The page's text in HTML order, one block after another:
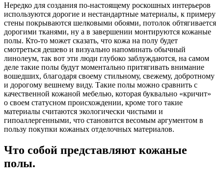
Нередко для создания по-настоящему роскошных интерьеров
используются дорогие и нестандартные материалы, к примеру
стены покрываются шелковыми обоями, потолок обтягивается
дорогими тканями, ну а в завершении монтируются кожаные
полы. Кто-то может сказать, что кожа на полу будет
смотреться дешево и визуально напоминать обычный
линолеум, так вот эти люди глубоко заблуждаются, на самом
деле такие полы будут моментально притягивать внимание
вошедших, благодаря своему стильному, свежему, добротному
и дорогому вешнему виду. Такие полы можно сравнить с
качественной кожаной мебелью, которая буквально «кричит»
о своем статусном происхождении, кроме того такие
материалы считаются экологически чистыми и
гипоаллергенными, что становится весомым аргументом в
пользу покупки кожаных отделочных материалов.
Что собой представляют кожаные
полы.